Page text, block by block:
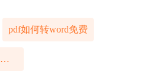
pdf如何转word免费
pdf转word免费软件怎么搞定